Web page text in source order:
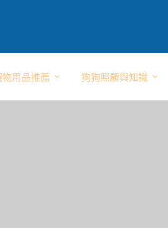
物用品推薦 狗狗照顧與知識